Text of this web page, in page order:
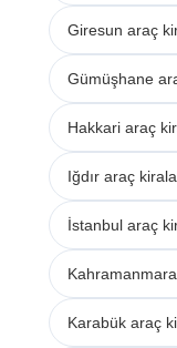
Giresun araç
Gümüşhane
Hakkari araç
Iğdır araç
İstanbul araç
Karabük araç